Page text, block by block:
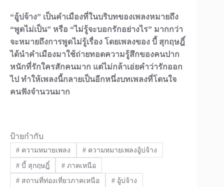
“อู้บ่จ้าง” เป็นคำเมืองที่ในบริบทของเพลงหมายถึง
“พูดไม่เป็น” หรือ “ไม่รู้จะบอกรักอย่างไร” มากกว่า
จะหมายถึงการพูดไม่รู้เรื่อง โดยเพลงของ บี้ สุกฤษฎิ์
ได้นำคำเมืองมาใช้ถ่ายทอดความรู้สึกของคนปาก
หนักที่รักใครสักคนมาก แต่ไม่กล้าเอ่ยคำว่ารักออก
ไป ทำให้เพลงนี้กลายเป็นอีกหนึ่งบทเพลงที่โดนใจ
คนฟังจำนวนมาก
ป้ายกำกับ
#ความหมายเพลง #ความหมายเพลงอู้บ่จ้าง
#บี้ สุกฤษฎิ์ #ภาคเหนือ
#สถานที่ท่องเที่ยวภาคเหนือ #อู้บ่จ้าง